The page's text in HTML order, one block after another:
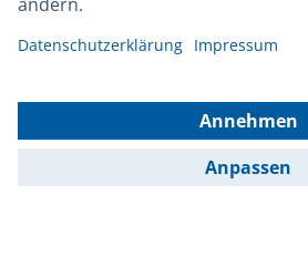
Leichte Sprache
Gebärdensprache
Kontakt